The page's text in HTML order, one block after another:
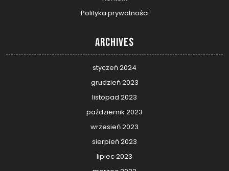
Polityka prywatności
Archives
styczeń 2024
grudzień 2023
listopad 2023
październik 2023
wrzesień 2023
sierpień 2023
lipiec 2023